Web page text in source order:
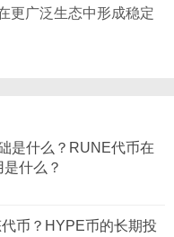
更广泛生态中形成稳定
是什么？RUNE代币在
什么？
币？HYPE币的长期投